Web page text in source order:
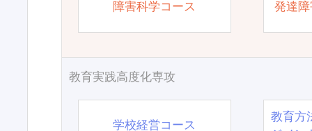
障害科学コース 発達
教育実践高度化専攻
学校経営コース
教育方